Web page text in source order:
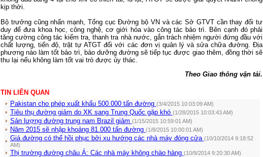
kịp thời.
Bộ trưởng cũng nhấn mạnh, Tổng cục Đường bộ VN và các Sở GTVT cần thay đổi tư
duy để đưa khoa học, công nghệ, cơ giới hóa vào công tác bảo trì. Bên cạnh đó phải
tăng cường công tác kiểm tra, thanh tra nhà nước, gắn trách nhiệm người đứng đầu với
chất lượng, tiến độ, trật tự ATGT đối với các đơn vị quản lý và sửa chữa đường. Địa
phương nào làm tốt bảo trì, bảo dưỡng đường sẽ tiếp tục được giao thêm, đồng thời sẽ
thu lại nếu không làm tốt vai trò được ủy thác.
Theo Giao thông vận tải.
TIN LIÊN QUAN
Pakistan cho phép xuất khẩu 500.000 tấn đường (3/4/2015 10:03:09 AM)
Tiêu thụ đường giảm do XK sang Trung Quốc gặp khó (1/28/2015 10:03:43 AM)
Sản lượng đường trung nam Brazil giảm (1/15/2015 10:59:01 AM)
Năm 2015 sẽ nhập khoảng 81.000 tấn đường (1/8/2015 10:00:01 AM)
Giá đường có thể hồi phục bởi xu hướng các nhà máy đóng cửa (10/10/2014 9:18:52
AM)
Thị trường đường châu Á: Các nhà máy không chào hàng (10/9/2014 9:20:30 AM)